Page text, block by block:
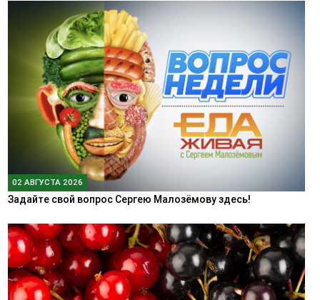
02 АВГУСТА 2026
Задайте свой вопрос Сергею Малозёмову здесь!